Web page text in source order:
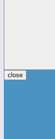
close